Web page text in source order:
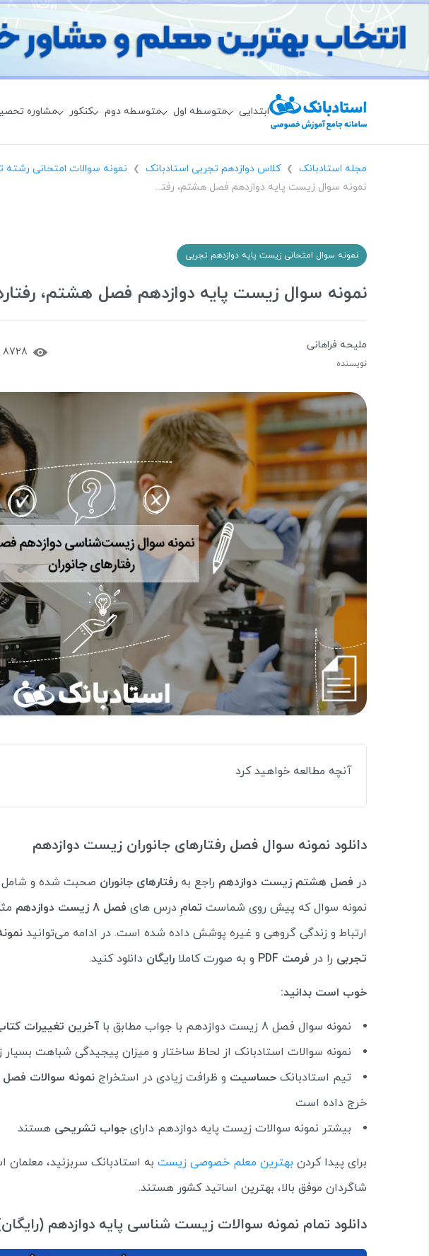
ابتدایی متوسطه اول متوسطه دوم کنکور مشاوره
مجله استادبانک ❯ کلاس دوازدهم تجربی استادبانک ❯ نمونه سوالات امتحانی رشته
نمونه سوال زیست پایه دوازدهم فصل هشتم، رفتارهای جانوران با جواب
نمونه سوال امتحانی زیست پایه دوازدهم تجربی
نمونه سوال زیست پایه دوازدهم فصل هشتم،
ملیحه فراهانی
نویسنده
8728
آنچه مطالعه خواهید کرد
دانلود نمونه سوال فصل رفتارهای جانوران زیست دوازدهم
در فصل هشتم زیست دوازدهم راجع به رفتارهای جانوران صحبت شده و شامل
نمونه سوال که پیش روی شماست تمامِ درس های فصل 8 زیست دوازدهم
ارتباط و زندگی گروهی و غیره پوشش داده شده است. در ادامه می‌توانید
تجربی را در فرمت PDF و به صورت کاملا رایگان دانلود کنید.
خوب است بدانید:
نمونه سوال فصل 8 زیست دوازدهم با جواب مطابق با آخرین تغییرات
نمونه سوالات استادبانک از لحاظ ساختار و میزان پیجیدگی شباهت بسیار
تیم استادبانک حساسیت و ظرافت زیادی در استخراج نمونه سوالات
خرج داده است
بیشتر نمونه سوالات زیست پایه دوازدهم دارای جواب تشریحی هستند
برای پیدا کردن بهترین معلم خصوصی زیست به استادبانک سربزنید، معلمان
شاگردان موفق بالا، بهترین اساتید کشور هستند.
دانلود تمام نمونه سوالات زیست شناسی پایه دوازدهم